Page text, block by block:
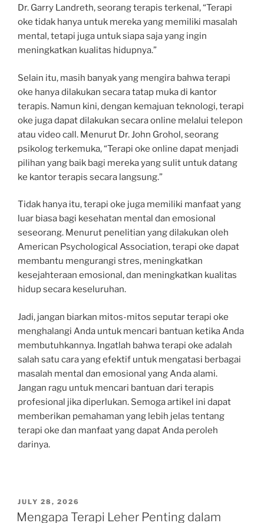
Dr. Garry Landreth, seorang terapis terkenal, “Terapi
oke tidak hanya untuk mereka yang memiliki masalah
mental, tetapi juga untuk siapa saja yang ingin
meningkatkan kualitas hidupnya.”
Selain itu, masih banyak yang mengira bahwa terapi
oke hanya dilakukan secara tatap muka di kantor
terapis. Namun kini, dengan kemajuan teknologi, terapi
oke juga dapat dilakukan secara online melalui telepon
atau video call. Menurut Dr. John Grohol, seorang
psikolog terkemuka, “Terapi oke online dapat menjadi
pilihan yang baik bagi mereka yang sulit untuk datang
ke kantor terapis secara langsung.”
Tidak hanya itu, terapi oke juga memiliki manfaat yang
luar biasa bagi kesehatan mental dan emosional
seseorang. Menurut penelitian yang dilakukan oleh
American Psychological Association, terapi oke dapat
membantu mengurangi stres, meningkatkan
kesejahteraan emosional, dan meningkatkan kualitas
hidup secara keseluruhan.
Jadi, jangan biarkan mitos-mitos seputar terapi oke
menghalangi Anda untuk mencari bantuan ketika Anda
membutuhkannya. Ingatlah bahwa terapi oke adalah
salah satu cara yang efektif untuk mengatasi berbagai
masalah mental dan emosional yang Anda alami.
Jangan ragu untuk mencari bantuan dari terapis
profesional jika diperlukan. Semoga artikel ini dapat
memberikan pemahaman yang lebih jelas tentang
terapi oke dan manfaat yang dapat Anda peroleh
darinya.
POSTED
ON
JULY 28, 2026
Mengapa Terapi Leher Penting dalam